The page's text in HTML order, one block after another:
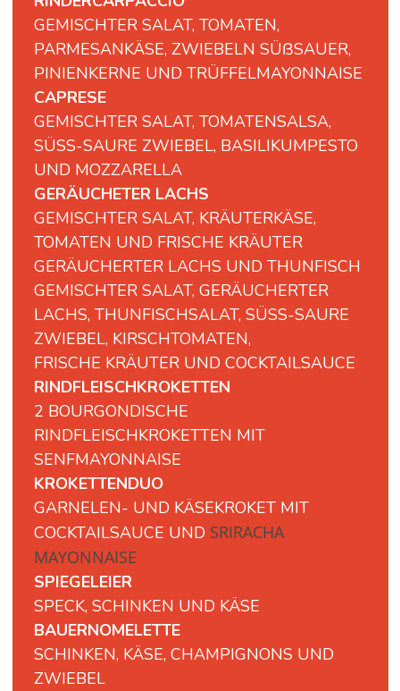
GEMISCHTER SALAT, TOMATEN,
PARMESANKÄSE, ZWIEBELN SÜßSAUER,
PINIENKERNE UND TRÜFFELMAYONNAISE
CAPRESE
GEMISCHTER SALAT, TOMATENSALSA,
SÜSS-SAURE ZWIEBEL, BASILIKUMPESTO
UND MOZZARELLA
GERÄUCHETER LACHS
GEMISCHTER SALAT, KRÄUTERKÄSE,
TOMATEN UND FRISCHE KRÄUTER
GERÄUCHERTER LACHS UND THUNFISCH
GEMISCHTER SALAT, GERÄUCHERTER
LACHS, THUNFISCHSALAT, SÜSS-SAURE
ZWIEBEL, KIRSCHTOMATEN,
FRISCHE KRÄUTER UND COCKTAILSAUCE
RINDFLEISCHKROKETTEN
2 BOURGONDISCHE
RINDFLEISCHKROKETTEN MIT
SENFMAYONNAISE
KROKETTENDUO
GARNELEN- UND KÄSEKROKET MIT
COCKTAILSAUCE UND SRIRACHA
MAYONNAISE
SPIEGELEIER
SPECK, SCHINKEN UND KÄSE
BAUERNOMELETTE
SCHINKEN, KÄSE, CHAMPIGNONS UND
ZWIEBEL